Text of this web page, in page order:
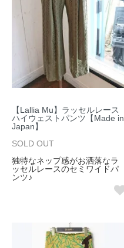
【Lallia Mu】ラッセルレース
ハイウェストパンツ【Made in
Japan】
SOLD OUT
独特なネップ感がお洒落なラ
ッセルレースのセミワイドパ
ンツ♪